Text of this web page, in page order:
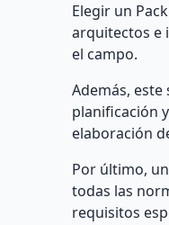
Elegir un
arquitectos e
el campo.
Además,
planificación
elaboración
Por último,
todas las
requisitos